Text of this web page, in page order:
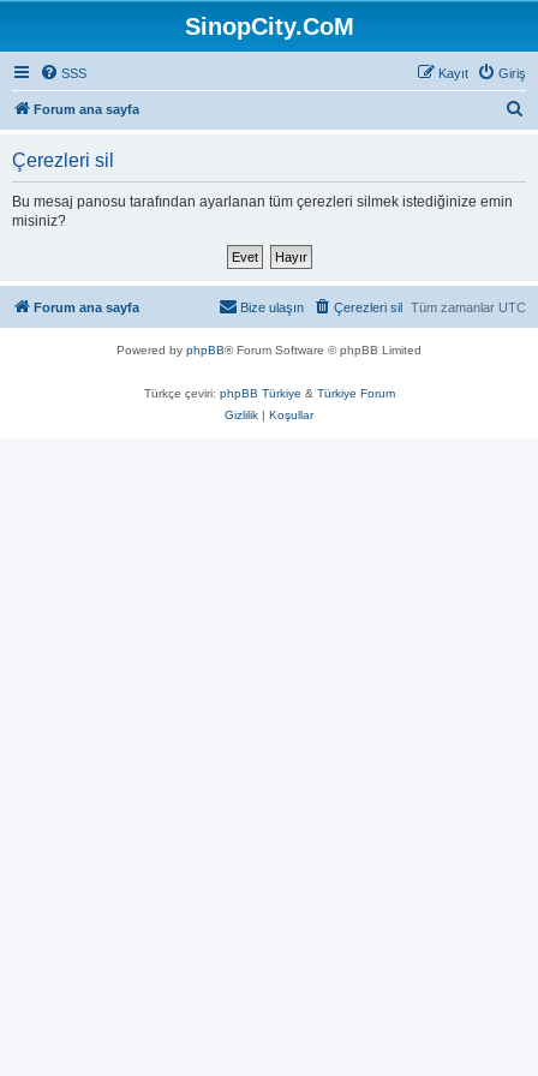
SinopCity.CoM
SSS Giriş
Kayıt
Forum ana sayfa
Çerezleri sil
Bu mesaj panosu tarafından ayarlanan tüm çerezleri silmek istediğinize emin
misiniz?
Forum ana sayfa Tüm zamanlar UTC
Çerezleri sil
Bize ulaşın
Powered by phpBB® Forum Software © phpBB Limited
Türkçe çeviri: phpBB Türkiye & Türkiye Forum
Gizlilik | Koşullar